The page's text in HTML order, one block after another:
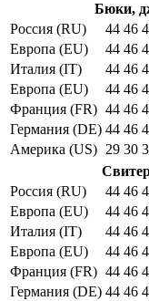
Бюки,
Россия (RU)
44 46
Европа (EU)
44 46
Италия (IT)
44 46
Европа (EU)
44 46
Франция (FR) 44 46
Германия (DE) 44 46
Америка (US) 29 30
Россия (RU)
44 46
Европа (EU)
44 46
Италия (IT)
44 46
Европа (EU)
44 46
Франция (FR) 44 46
Германия (DE) 44 46